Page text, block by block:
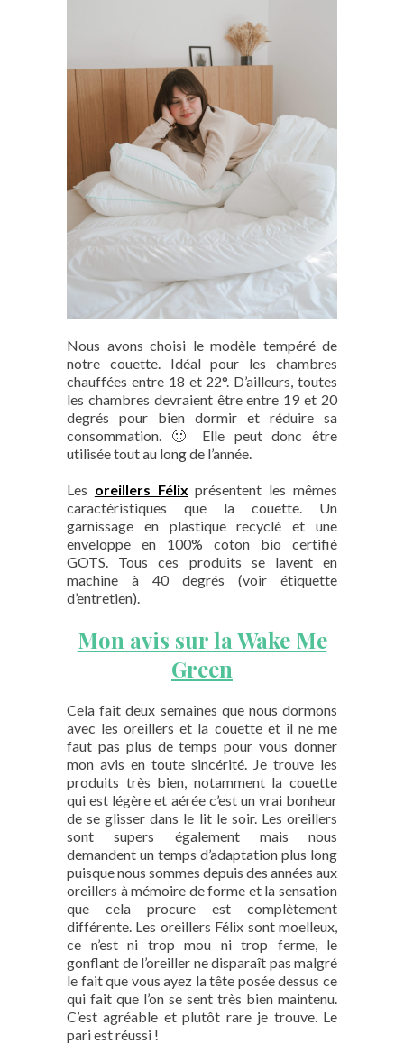
Nous avons choisi le modèle tempéré de
notre couette. Idéal pour les chambres
chauffées entre 18 et 22°. D’ailleurs, toutes
les chambres devraient être entre 19 et 20
degrés pour bien dormir et réduire sa
consommation. 🙂 Elle peut donc être
utilisée tout au long de l’année.
Les oreillers Félix présentent les mêmes
caractéristiques que la couette. Un
garnissage en plastique recyclé et une
enveloppe en 100% coton bio certifié
GOTS. Tous ces produits se lavent en
machine à 40 degrés (voir étiquette
d’entretien).
Mon avis sur la Wake Me
Green
Cela fait deux semaines que nous dormons
avec les oreillers et la couette et il ne me
faut pas plus de temps pour vous donner
mon avis en toute sincérité. Je trouve les
produits très bien, notamment la couette
qui est légère et aérée c’est un vrai bonheur
de se glisser dans le lit le soir. Les oreillers
sont supers également mais nous
demandent un temps d’adaptation plus long
puisque nous sommes depuis des années aux
oreillers à mémoire de forme et la sensation
que cela procure est complètement
différente. Les oreillers Félix sont moelleux,
ce n’est ni trop mou ni trop ferme, le
gonflant de l’oreiller ne disparaît pas malgré
le fait que vous ayez la tête posée dessus ce
qui fait que l’on se sent très bien maintenu.
C’est agréable et plutôt rare je trouve. Le
pari est réussi !